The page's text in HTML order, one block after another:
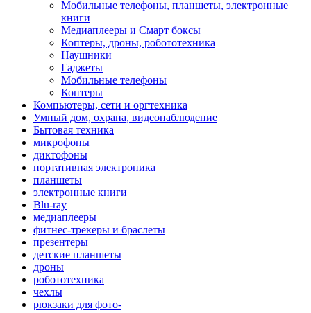
Мобильные телефоны, планшеты, электронные
книги
Медиаплееры и Смарт боксы
Коптеры, дроны, робототехника
Наушники
Гаджеты
Мобильные телефоны
Коптеры
Компьютеры, сети и оргтехника
Умный дом, охрана, видеонаблюдение
Бытовая техника
микрофоны
диктофоны
портативная электроника
планшеты
электронные книги
Blu-ray
медиаплееры
фитнес-трекеры и браслеты
презентеры
детские планшеты
дроны
робототехника
чехлы
рюкзаки для фото-